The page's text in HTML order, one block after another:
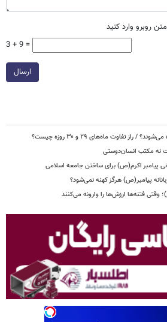
روبرو وارد کنید
3 + 9 =
ارسال
نه مکتب انسان‌دوستی
پیامبر اکرم(ص) برای ساختن جامعه اسلامی
پیامبر(ص) هرگز کهنه نمی‌شود؟
وقتی فتنه‌ها ارزش‌ها را وارونه می‌کنند